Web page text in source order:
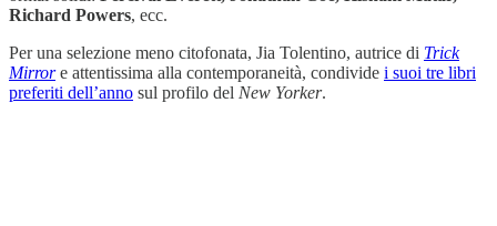
Richard Powers, ecc.
Per una selezione meno citofonata, Jia Tolentino, autrice di Trick
Mirrore attentissima alla contemporaneità, condivide i suoi tre libri
preferiti dell’anno sul profilo del New Yorker.